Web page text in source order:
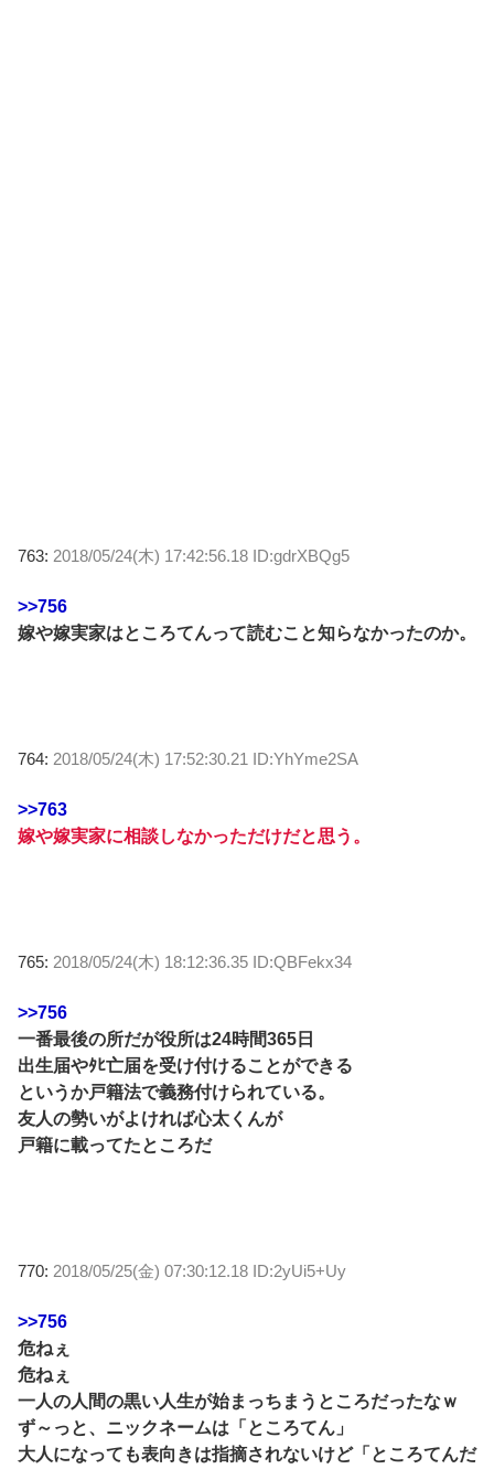
763: 2018/05/24(木) 17:42:56.18 ID:gdrXBQg5
>>756
嫁や嫁実家はところてんって読むこと知らなかったのか。
764: 2018/05/24(木) 17:52:30.21 ID:YhYme2SA
>>763
嫁や嫁実家に相談しなかっただけだと思う。
765: 2018/05/24(木) 18:12:36.35 ID:QBFekx34
>>756
一番最後の所だが役所は24時間365日
出生届やﾀﾋ亡届を受け付けることができる
というか戸籍法で義務付けられている。
友人の勢いがよければ心太くんが
戸籍に載ってたところだ
770: 2018/05/25(金) 07:30:12.18 ID:2yUi5+Uy
>>756
危ねぇ
危ねぇ
一人の人間の黒い人生が始まっちまうところだったなｗ
ず～っと、ニックネームは「ところてん」
大人になっても表向きは指摘されないけど「ところてんだ